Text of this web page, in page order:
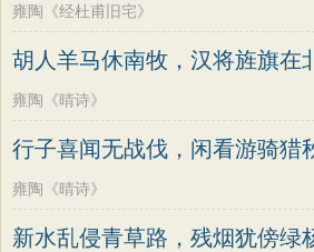
雍陶《经杜甫旧宅》
胡人羊马休南牧，汉将旌旗在
雍陶《晴诗》
行子喜闻无战伐，闲看游骑猎
雍陶《晴诗》
新水乱侵青草路，残烟犹傍绿